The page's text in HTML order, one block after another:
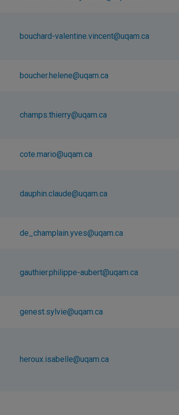
bouchard-valentine.vincent@uqam.ca
boucher.helene@uqam.ca
champs.thierry@uqam.ca
cote.mario@uqam.ca
dauphin.claude@uqam.ca
de_champlain.yves@uqam.ca
gauthier.philippe-aubert@uqam.ca
genest.sylvie@uqam.ca
heroux.isabelle@uqam.ca